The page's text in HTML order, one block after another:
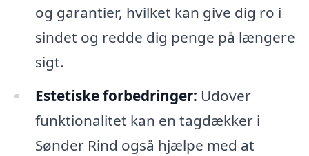
og garantier, hvilket kan give dig ro i
sindet og redde dig penge på længere
sigt.
Estetiske forbedringer: Udover
funktionalitet kan en tagdækker i
Sønder Rind også hjælpe med at